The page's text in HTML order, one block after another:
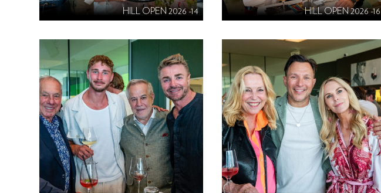
HILL OPEN 2026 -14 HILL OPEN 2026 -16